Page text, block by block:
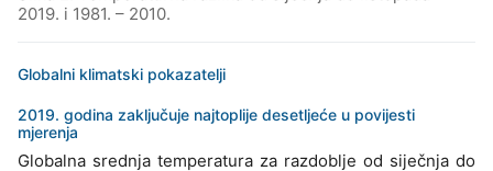
2019. i 1981. – 2010.
Globalni klimatski pokazatelji
2019. godina zaključuje najtoplije desetljeće u povijesti
mjerenja
Globalna srednja temperatura za razdoblje od siječnja do